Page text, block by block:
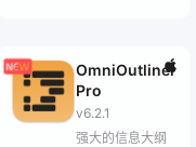
OmniOutliner
Pro
v6.2.1
强大的信息大纲